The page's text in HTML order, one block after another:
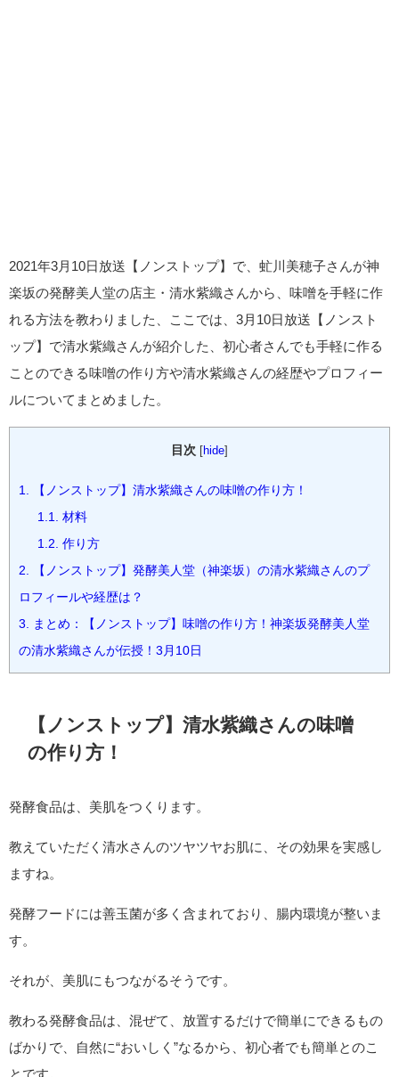
2021年3月10日放送【ノンストップ】で、虻川美穂子さんが神
楽坂の発酵美人堂の店主・清水紫織さんから、味噌を手軽に作
れる方法を教わりました、ここでは、3月10日放送【ノンスト
ップ】で清水紫織さんが紹介した、初心者さんでも手軽に作る
ことのできる味噌の作り方や清水紫織さんの経歴やプロフィー
ルについてまとめました。
目次 [hide]
1. 【ノンストップ】清水紫織さんの味噌の作り方！
1.1. 材料
1.2. 作り方
2. 【ノンストップ】発酵美人堂（神楽坂）の清水紫織さんのプ
ロフィールや経歴は？
3. まとめ：【ノンストップ】味噌の作り方！神楽坂発酵美人堂
の清水紫織さんが伝授！3月10日
【ノンストップ】清水紫織さんの味噌
の作り方！
発酵食品は、美肌をつくります。
教えていただく清水さんのツヤツヤお肌に、その効果を実感し
ますね。
発酵フードには善玉菌が多く含まれており、腸内環境が整いま
す。
それが、美肌にもつながるそうです。
教わる発酵食品は、混ぜて、放置するだけで簡単にできるもの
ばかりで、自然に“おいしく”なるから、初心者でも簡単とのこ
とです。